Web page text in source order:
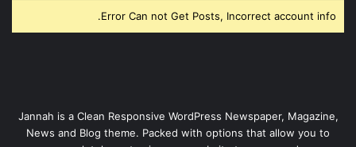
Error Can not Get Posts, Incorrect account info.
Jannah is a Clean Responsive WordPress Newspaper, Magazine,
News and Blog theme. Packed with options that allow you to